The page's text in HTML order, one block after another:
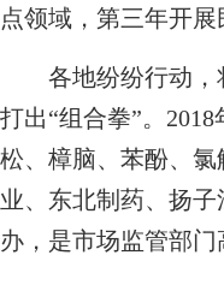
点领域，第三年开
各地纷纷行动，将
打出“组合拳”。
松、樟脑、苯酚、
业、东北制药、扬
办，是市场监管部